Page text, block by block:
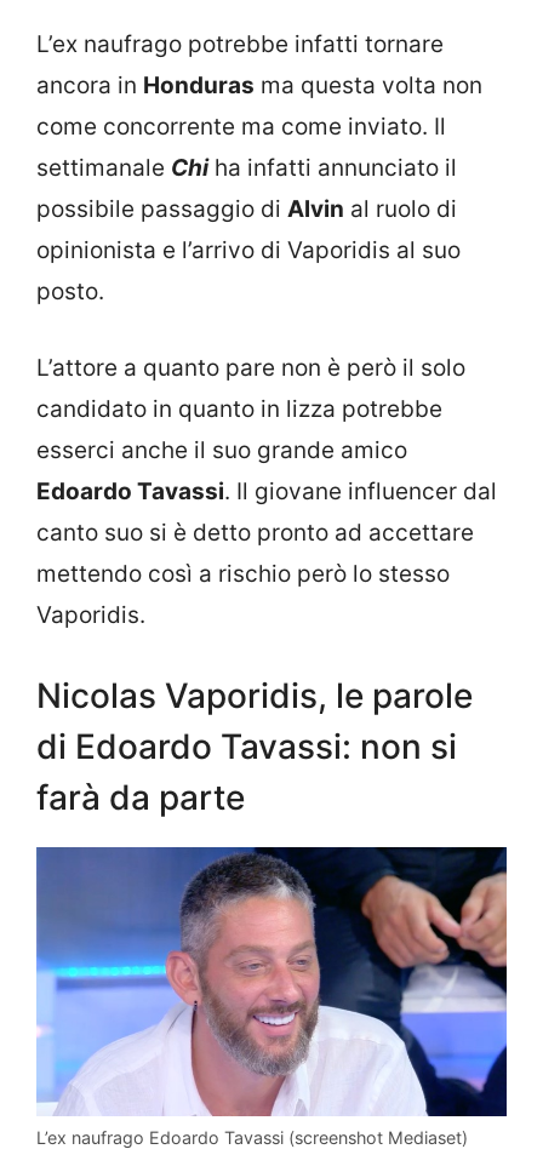
L’ex naufrago potrebbe infatti tornare
ancora in Honduras ma questa volta non
come concorrente ma come inviato. Il
settimanale Chiha infatti annunciato il
possibile passaggio di Alvin al ruolo di
opinionista e l’arrivo di Vaporidis al suo
posto.
L’attore a quanto pare non è però il solo
candidato in quanto in lizza potrebbe
esserci anche il suo grande amico
Edoardo Tavassi. Il giovane influencer dal
canto suo si è detto pronto ad accettare
mettendo così a rischio però lo stesso
Vaporidis.
Nicolas Vaporidis, le parole
di Edoardo Tavassi: non si
farà da parte
L’ex naufrago Edoardo Tavassi (screenshot Mediaset)